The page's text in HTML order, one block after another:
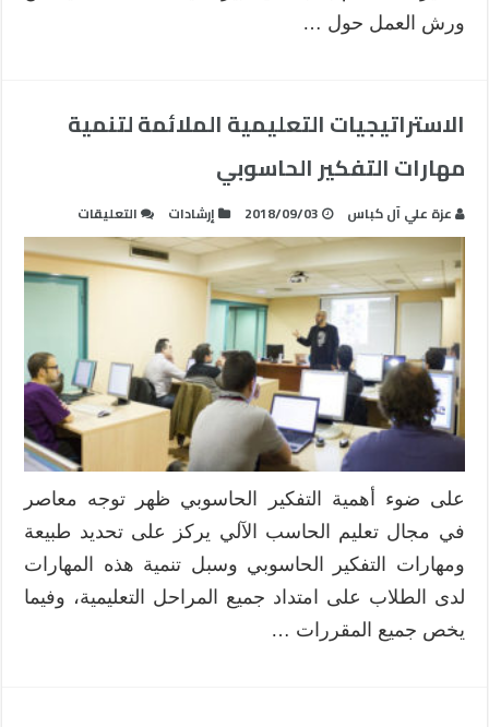
ورش العمل حول …
الاستراتيجيات التعليمية الملائمة لتنمية
مهارات التفكير الحاسوبي
عزة علي آل كباس 2018/09/03 إرشادات التعليقات
التعليمية
الملائمة
التفكير
الحاسوبي
مغلقة
على ضوء أهمية التفكير الحاسوبي ظهر توجه معاصر
في مجال تعليم الحاسب الآلي يركز على تحديد طبيعة
ومهارات التفكير الحاسوبي وسبل تنمية هذه المهارات
لدى الطلاب على امتداد جميع المراحل التعليمية، وفيما
يخص جميع المقررات …